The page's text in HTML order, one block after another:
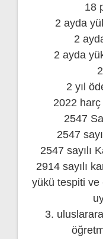
18
2 ayda
2
2 ayda
2 yıl
2022
2547
2547
2547 sayılı
2914 sayılı
yükü tespiti ve
3.